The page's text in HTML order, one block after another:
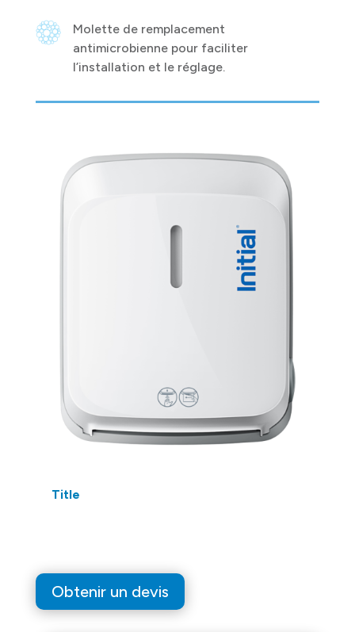
Molette de remplacement
antimicrobienne pour faciliter
l’installation et le réglage.
Title
Obtenir un devis